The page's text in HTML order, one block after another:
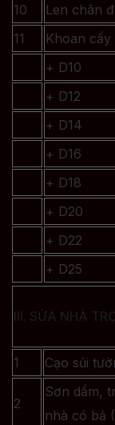
10
Len chân
11
Khoan cấy
+ D10
+ D12
+ D14
+ D16
+ D18
+ D20
+ D22
+ D25
III. SỬA NHÀ
1 Cạo sủi
2
Sơn dầm,
nhà có bả